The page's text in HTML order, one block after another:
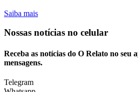
Saiba mais
Nossas notícias no celular
Receba as notícias do O Relato no seu
mensagens.
Telegram